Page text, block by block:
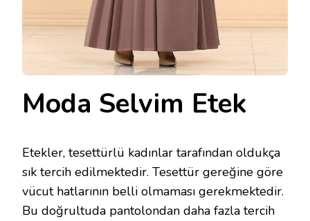
Moda Selvim Etek
Etekler, tesettürlü kadınlar tarafından oldukça
sık tercih edilmektedir. Tesettür gereğine göre
vücut hatlarının belli olmaması gerekmektedir.
Bu doğrultuda pantolondan daha fazla tercih